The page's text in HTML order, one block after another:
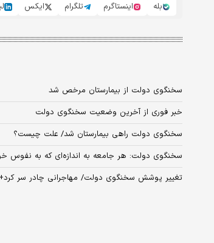
بله
اینستاگرم تلگرام ایکس
سخنگوی دولت از بیمارستان مرخص شد
خبر فوری از آخرین وضعیت سخنگوی دولت
سخنگوی دولت راهی بیمارستان شد/ علت چیست؟
سخنگوی دولت: هر جامعه به اندازه‌ای که به
تغییر پوشش سخنگوی دولت/ مهاجرانی چادر سر